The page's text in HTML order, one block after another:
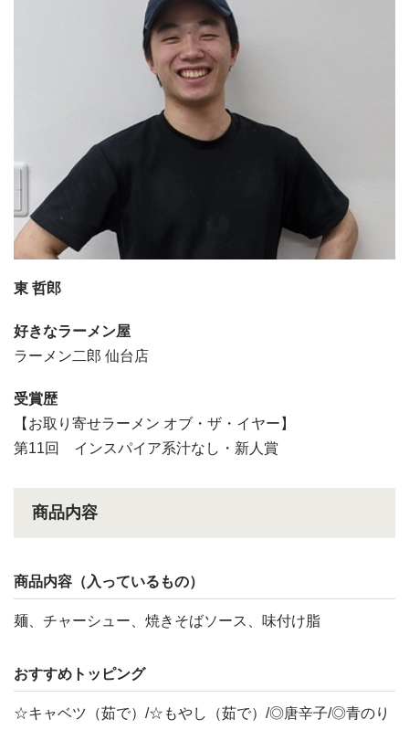
東 哲郎
好きなラーメン屋
ラーメン二郎 仙台店
受賞歴
【お取り寄せラーメン オブ・ザ・イヤー】
第11回 インスパイア系汁なし・新人賞
商品内容
商品内容（入っているもの）
麺、チャーシュー、焼きそばソース、味付け脂
おすすめトッピング
☆キャベツ（茹で）/☆もやし（茹で）/◎唐辛子/◎青のり